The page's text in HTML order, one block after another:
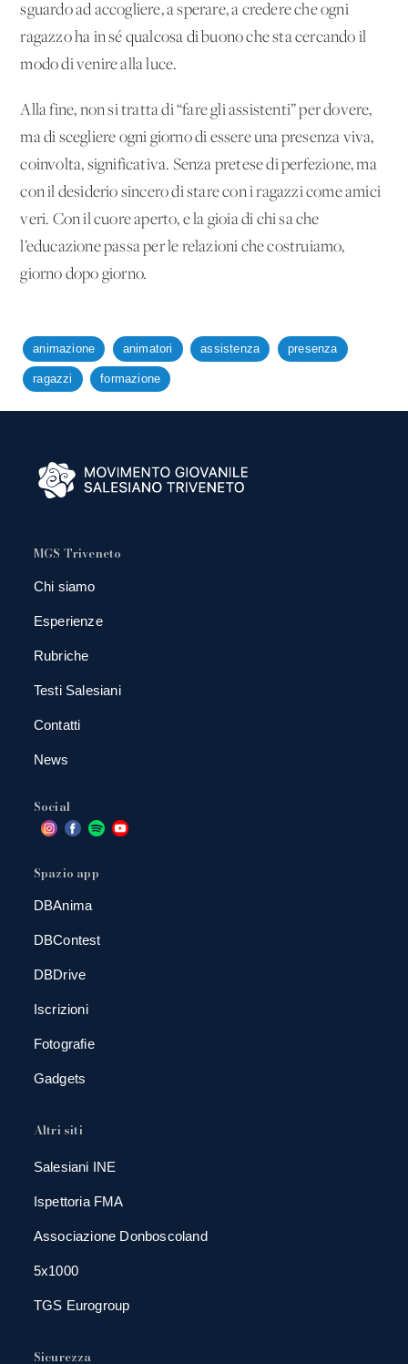
sguardo ad accogliere, a sperare, a credere che ogni
ragazzo ha in sé qualcosa di buono che sta cercando il
modo di venire alla luce.
Alla fine, non si tratta di “fare gli assistenti” per dovere,
ma di scegliere ogni giorno di essere una presenza viva,
coinvolta, significativa. Senza pretese di perfezione, ma
con il desiderio sincero di stare con i ragazzi come amici
veri. Con il cuore aperto, e la gioia di chi sa che
l’educazione passa per le relazioni che costruiamo,
giorno dopo giorno.
animazione animatori assistenza presenza
ragazzi formazione
MGS Triveneto
Chi siamo
Esperienze
Rubriche
Testi Salesiani
Contatti
News
Social
Spazio app
DBAnima
DBContest
DBDrive
Iscrizioni
Fotografie
Gadgets
Altri siti
Salesiani INE
Ispettoria FMA
Associazione Donboscoland
5x1000
TGS Eurogroup
Sicurezza